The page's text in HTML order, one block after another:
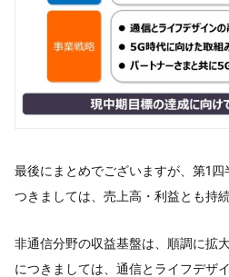
最後にまとめでございますが、第1
つきましては、売上高・利益とも持
非通信分野の収益基盤は、順調に拡
につきましては、通信とライフデザ